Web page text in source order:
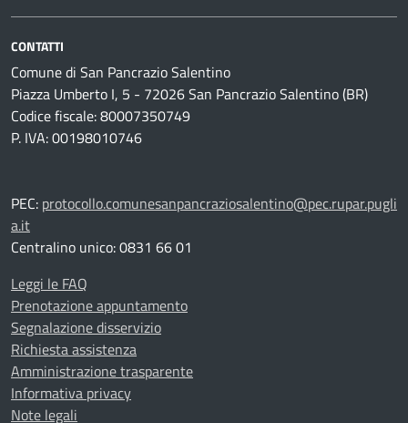
CONTATTI
Comune di San Pancrazio Salentino
Piazza Umberto I, 5 - 72026 San Pancrazio Salentino (BR)
Codice fiscale: 80007350749
P. IVA: 00198010746
PEC: protocollo.comunesanpancraziosalentino@pec.rupar.pugli
a.it
Centralino unico: 0831 66 01
Leggi le FAQ
Prenotazione appuntamento
Segnalazione disservizio
Richiesta assistenza
Amministrazione trasparente
Informativa privacy
Note legali